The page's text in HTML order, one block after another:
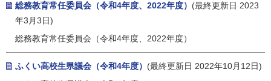
総務教育常任委員会（令和4年度、2022年度） (最終更新日 2023
年3月3日)
総務教育常任委員会（令和4年度、2022年度）
ふくい高校生県議会（令和4年度） (最終更新日 2022年10月12日)